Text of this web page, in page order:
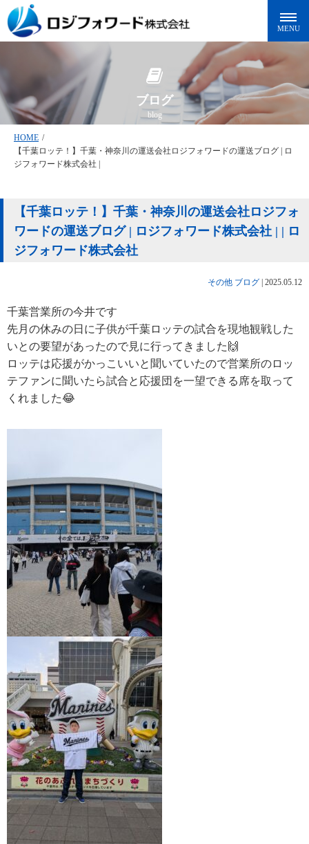
ブログ
blog
HOME /
【千葉ロッテ！】千葉・神奈川の運送会社ロジフォワードの運送ブログ | ロ
ジフォワード株式会社 |
【千葉ロッテ！】千葉・神奈川の運送会社ロジフォ
ワードの運送ブログ | ロジフォワード株式会社 | | ロ
ジフォワード株式会社
その他 ブログ 2025.05.12
千葉営業所の今井です
先月の休みの日に子供が千葉ロッテの試合を現地観戦した
いとの要望があったので見に行ってきました🙌
ロッテは応援がかっこいいと聞いていたので営業所のロッ
テファンに聞いたら試合と応援団を一望できる席を取って
くれました😂